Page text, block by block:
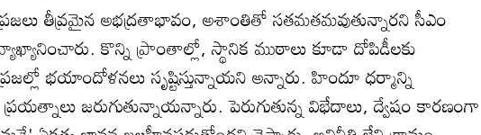
తీవ్రమైన అభద్రతాభావం, అశాంతితో సతమతమవుతున్నారని సీఎం
కొన్ని ప్రాంతాల్లో, స్థానిక ముఠాలు కూడా దోపిడీలకు
భయాందోళనలు సృష్టిస్తున్నాయని అన్నారు. హిందూ ధర్మాన్ని
జరుగుతున్నాయన్నారు. పెరుగుతున్న విభేదాలు, ద్వేషం కారణంగా